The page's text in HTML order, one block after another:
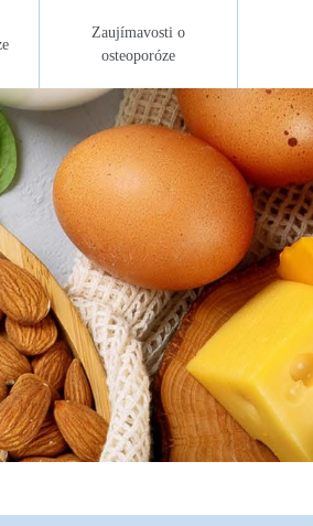
Zaujímavosti o
osteoporóze